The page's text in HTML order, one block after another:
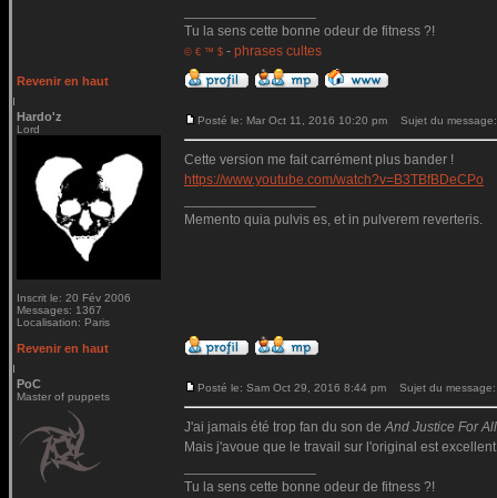
Tu la sens cette bonne odeur de fitness ?!
© € ™ $ - phrases cultes
Revenir en haut
Hardo'z
Lord
Inscrit le: 20 Fév 2006
Messages: 1367
Localisation: Paris
Posté le: Mar Oct 11, 2016 10:20 pm Sujet du message:
Cette version me fait carrément plus bander !
https://www.youtube.com/watch?v=B3TBfBDeCPo
Memento quia pulvis es, et in pulverem reverteris.
Revenir en haut
PoC
Master of puppets
Posté le: Sam Oct 29, 2016 8:44 pm Sujet du message:
J'ai jamais été trop fan du son deAnd Justice For
Mais j'avoue que le travail sur l'original est
Tu la sens cette bonne odeur de fitness ?!